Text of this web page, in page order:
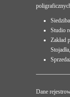
Studio
Dane